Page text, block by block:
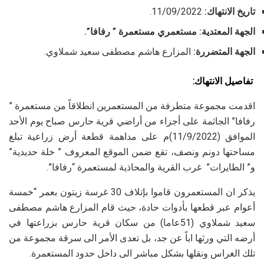
تاريخ الانتهاك: 11/09/2022.
الجهة المعتدية: مستعمري مستعمرة ” رفافا”.
الجهة المتضررة: المزارع هاشم مصطفى سعيد شملاوي.
تفاصيل الانتهاك:
اقدمت مجموعة متطرفة من المستعمرين انطلاقاً من مستعمرة ”
رفافا” الجاثمة على أجزاء من أراضي قرية حارس صباح يوم الأحد
الموافق (11/9/2022)م على مداهمة قطعة أرض زراعية تبلغ
مساحتها دونم ونصف، تقع ضمن الموقع المعروف ” خلة حديدية”
و” الطايرات” غرب القرية والمحاذية لمستعمرة “رفافا”.
يذكر ان المستعمرون قاموا بإتلاف 30 غرسة زيتون بعمر “خمسة
أعوام عبر قطعها بأدوات حادة، حيث قام المزارع هاشم مصطفى
سعيد شملاوي (51عاما) من سكان قرية حارس بزراعتها في
أرضه التي ورثها اباً عن جد، بل تعدى الأمر الى سرقة مجموعة من
تلك الغراس ونقلها بشكل مباشر الى داخل حدود المستعمرة.